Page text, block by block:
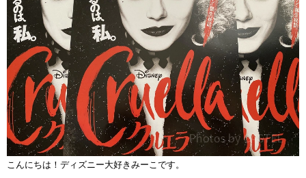
こんにちは！ディズニー大好きみーこです。